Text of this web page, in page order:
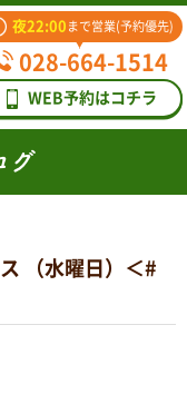
夜22:00 まで営業(予約優先)
028-664-1514
WEB予約はコチラ
グ
（水曜日）＜#